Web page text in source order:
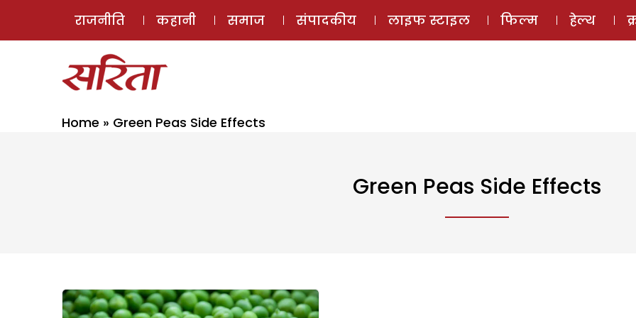
ई-मैगज़ीन
राजनीति कहानी समाज संपादकीय लाइफ स्टाइल फिल्म हेल्थ
Home » Green Peas Side Effects
Green Peas Side Effects